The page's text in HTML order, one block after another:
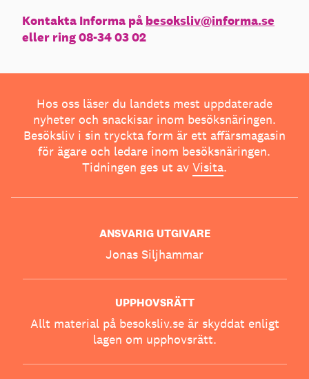
Kontakta Informa på besoksliv@informa.se
eller ring 08-34 03 02
Hos oss läser du landets mest uppdaterade
nyheter och snackisar inom besöksnäringen.
Besöksliv i sin tryckta form är ett affärsmagasin
för ägare och ledare inom besöksnäringen.
Tidningen ges ut av Visita.
ANSVARIG UTGIVARE
Jonas Siljhammar
UPPHOVSRÄTT
Allt material på besoksliv.se är skyddat enligt
lagen om upphovsrätt.